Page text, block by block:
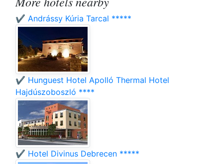
✔️ Andrássy Kúria Tarcal *****
✔️ Hunguest Hotel Apolló Thermal Hotel
Hajdúszoboszló ****
✔️ Hotel Divinus Debrecen *****